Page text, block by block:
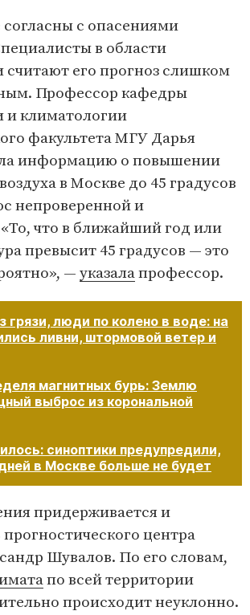
согласны с опасениями
в области
считают его прогноз слишком
Профессор кафедры
и климатологии
факультета МГУ Дарья
информацию о повышении
в Москве до 45 градусов
непроверенной и
что в ближайший год или
превысит 45 градусов — это
— указалапрофессор.
грязи, люди по колено в воде: на
ливни, штормовой ветер и
магнитных бурь: Землю
выброс из корональной
синоптики предупредили,
в Москве больше не будет​​​​​​​
придерживается и
центра
Шувалов. По его словам,
по всей территории
происходит неуклонно.